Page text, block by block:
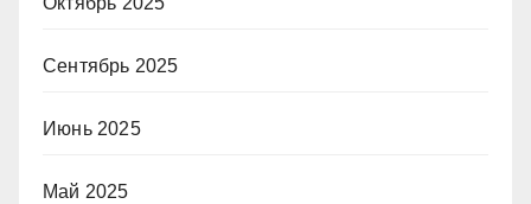
Сентябрь 2025
Июнь 2025
Май 2025